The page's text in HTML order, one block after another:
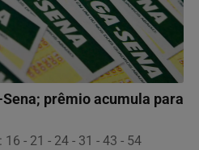
prêmio acumula para
- 21 - 24 - 31 - 43 - 54